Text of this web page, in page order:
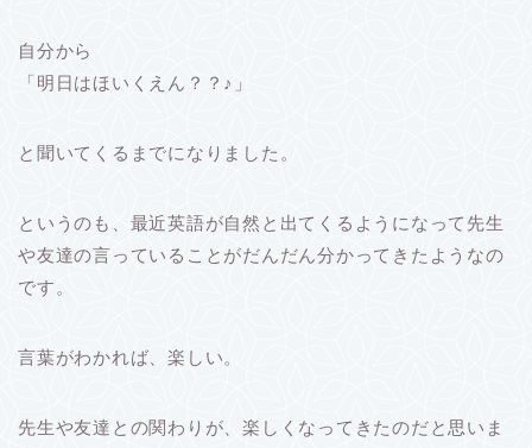
自分から
「明日はほいくえん？？♪」
と聞いてくるまでになりました。
というのも、最近英語が自然と出てくるようになって先生
や友達の言っていることがだんだん分かってきたようなの
です。
言葉がわかれば、楽しい。
先生や友達との関わりが、楽しくなってきたのだと思いま